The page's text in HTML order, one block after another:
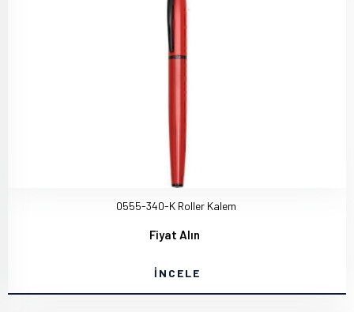
0555-340-K Roller Kalem
Fiyat Alın
İNCELE